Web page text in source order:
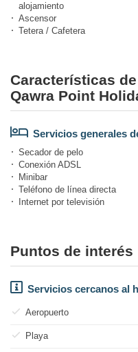
alojamiento
Ascensor
Tetera / Cafetera
Características
Qawra Point
Servicios generales
Secador de pelo
Conexión ADSL
Minibar
Teléfono de línea directa
Internet por televisión
Puntos de interés
Servicios cercanos al
Aeropuerto
Playa